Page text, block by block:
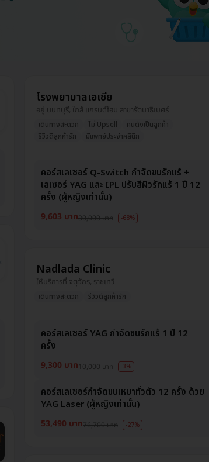
โรงพยาบาลเอเซีย
อยู่ นนทบุรี, ใกล้ แกรนด์โฮม สาขารัตนาธิเบศร์
เดินทางสะดวก ไม่ Upsell
คนดังเป็นลูกค้า
รีวิวดีลูกค้ารัก
มีแพทย์ประจำคลินิก
คอร์สเลเซอร์ Q-Switch กำจัดขนรักแร้ +
เลเซอร์ YAG และ IPL ปรับสีผิวรักแร้ 1 ปี 12
ครั้ง (ผู้หญิงเท่านั้น)
9,603 บาท30,000 บาท -68%
Nadlada Clinic
ให้บริการที่ จตุจักร, ราชเทวี
เดินทางสะดวก รีวิวดีลูกค้ารัก
คอร์สเลเซอร์ YAG กำจัดขนรักแร้ 1 ปี 12
ครั้ง
9,300 บาท10,000 บาท -3%
คอร์สเลเซอร์กำจัดขนเหมาทั่วตัว 12 ครั้ง ด้วย
YAG Laser (ผู้หญิงเท่านั้น)
53,490 บาท76,700 บาท -27%